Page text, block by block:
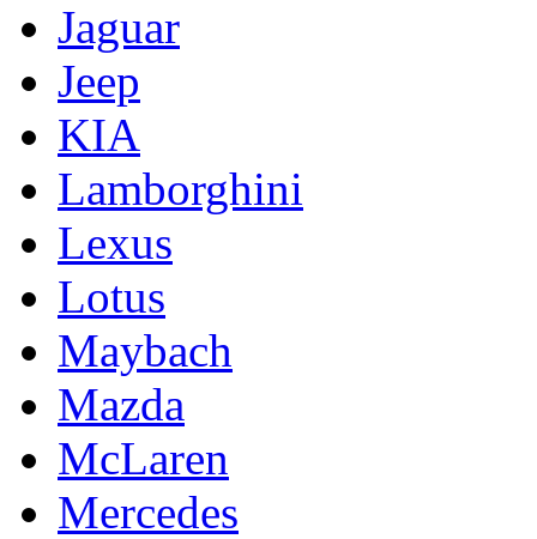
Jaguar
Jeep
KIA
Lamborghini
Lexus
Lotus
Maybach
Mazda
McLaren
Mercedes